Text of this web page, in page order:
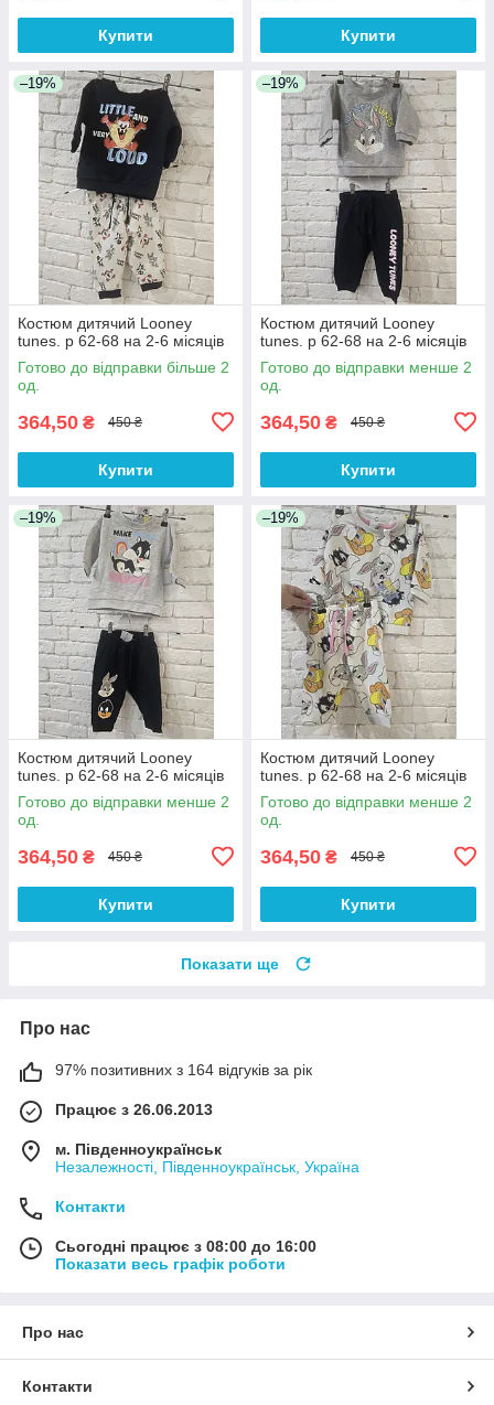
Купити Купити
–19%
Костюм дитячий Looney
tunes. р 62-68 на 2-6 місяців
Готово до відправки більше 2
од.
364,50 ₴ 450 ₴
Купити
–19%
Костюм дитячий Looney
tunes. р 62-68 на 2-6 місяців
Готово до відправки менше 2
од.
364,50 ₴ 450 ₴
Купити
–19%
Костюм дитячий Looney
tunes. р 62-68 на 2-6 місяців
Готово до відправки менше 2
од.
364,50 ₴ 450 ₴
Купити
–19%
Костюм дитячий Looney
tunes. р 62-68 на 2-6 місяців
Готово до відправки менше 2
од.
364,50 ₴ 450 ₴
Купити
Показати ще
Про нас
97% позитивних з 164 відгуків за рік
Працює з 26.06.2013
м. Південноукраїнськ
Незалежності, Південноукраїнськ, Україна
Контакти
Сьогодні працює з 08:00 до 16:00
Показати весь графік роботи
Про нас
Контакти